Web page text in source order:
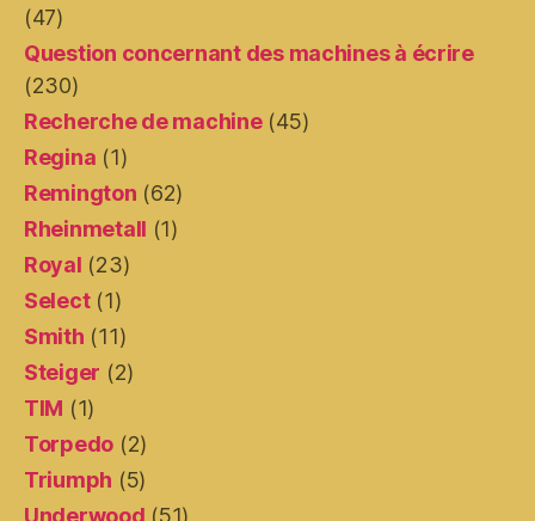
(47)
Question concernant des machines à écrire
(230)
Recherche de machine(45)
Regina (1)
Remington (62)
Rheinmetall (1)
Royal (23)
Select(1)
Smith (11)
Steiger (2)
TIM (1)
Torpedo (2)
Triumph (5)
Underwood (51)